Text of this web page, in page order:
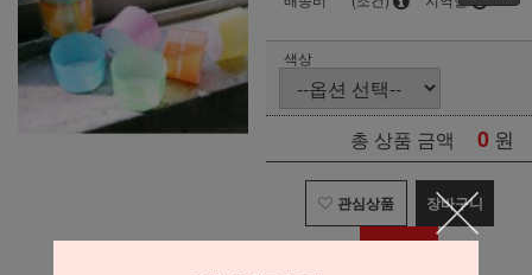
색상
총 상품 금액 0 원
관심상품 장바구니